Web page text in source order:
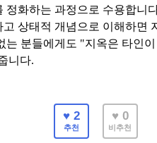
정화하는 과정으로 수용합니
상태적 개념으로 이해하면
는 분들에게도 "지옥은 타인
니다.
♥ 2
추천
♥ 0
비추천